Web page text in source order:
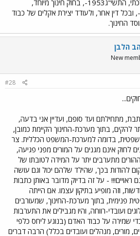
בחוק חינוך ממלכתי, התשי"ג1953-, בחוק חינוך מיוחד,
התשמ"ח1988-, ובכל דין אחר, ולעודד יצירת אקלים של כבוד
החינוך.
הלבן
New
#28
מתחילתם ועד סופם, ועדיין אני בדעה,
להקים, בתוך מערכת-החינוך הקיימת כמובן,
בדומה למערכת-המשפט הכללית. צר
לחוק אינם מגנים על המורים מפני פגיעה,
מתערבים יתר על המידה לטובתו של
להודות בכך, שהילד שלהם יכול וגם עושה
ראויים!!! - על זה בדיוק מדובר באותן כתבות
וזה מופיע בתיקון עצמו. אם הייתה
פנימית, בתוך מערכת-החינוך, שמעורבים
ועובדי-רווחה, והיו מגבילים את התערבות
שמירה על כבוד האדם (בנוגע ליחס כלפי
מורים, מנהלים ועובדים בכלל) הרבה דברים